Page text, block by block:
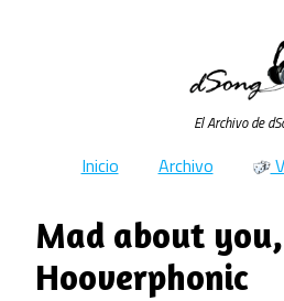
El Archivo de
Inicio Archivo
Mad about
Hooverphonic